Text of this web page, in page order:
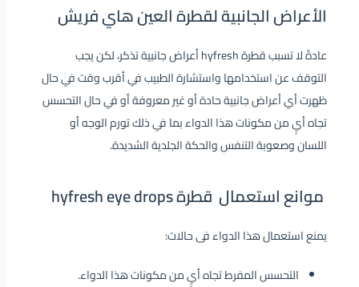
الأعراض الجانبية لقطرة العين هاي فريش
عادةً لا تسبب قطرة hyfresh أعراض جانبية تذكر، لكن يجب
التوقف عن استخدامها واستشارة الطبيب في أقرب وقت في حال
ظهرت أي أعراض جانبية حادة أو غير معروفة أو في حال التحسس
تجاه أيٍ من مكونات هذا الدواء بما في ذلك تورم الوجه أو
اللسان وصعوبة التنفس والحكة الجلدية الشديدة.
موانع استعمال قطرة hyfresh eye drops
يمنع استعمال هذا الدواء فى حالات:
التحسس المفرط تجاه أيٍ من مكونات هذا الدواء.